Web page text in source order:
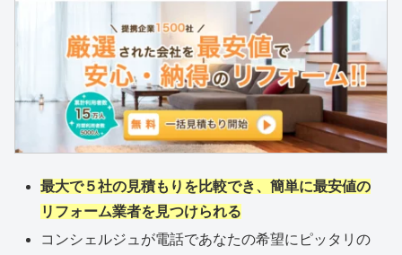
最大で５社の見積もりを比較でき、簡単に最安値の
リフォーム業者を見つけられる
コンシェルジュが電話であなたの希望にピッタリの